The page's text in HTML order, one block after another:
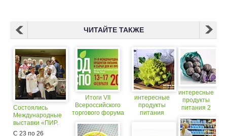
ЧИТАЙТЕ ТАКЖЕ
Состоялись
Международные
выставки «ПИР.
Оснащение
С 23 по 26
Итоги VII
Всероссийского
торгового форума
«Продэкспо-2012»
интересные
продукты
питания
интересные
продукты
питания 2